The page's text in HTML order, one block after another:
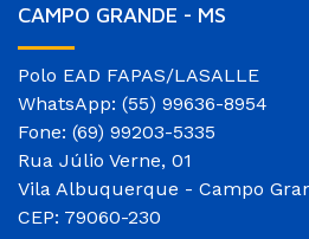
CAMPO GRANDE - MS
Polo EAD FAPAS/LASALLE
WhatsApp: (55) 99636-8954
Fone: (69) 99203-5335
Rua Júlio Verne, 01
Vila Albuquerque - Campo
CEP: 79060-230